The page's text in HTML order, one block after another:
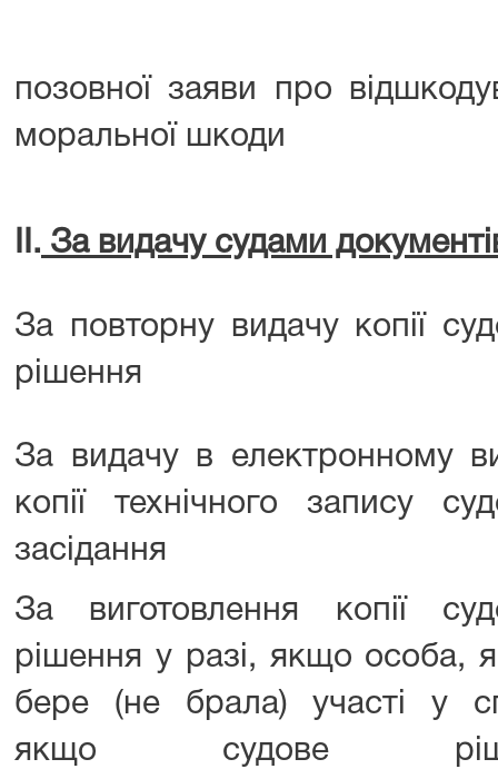
позовної заяви про
моральної шкоди
IІ. За видачу судами
За повторну видачу копії
рішення
За видачу в електронному
копії технічного запису
засідання
За виготовлення копії
рішення у разі, якщо особа,
бере (не брала) участі у
якщо судове